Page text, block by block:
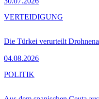
Die Türkei verurteilt
04.08.2026
VERTEIDIGUNG
POLITIK